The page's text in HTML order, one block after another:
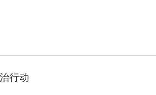
行动